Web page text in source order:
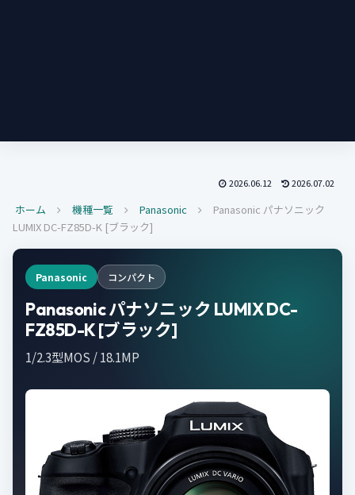
2026.06.12 2026.07.02
ホーム 機種一覧 Panasonic
Panasonic パナソニック
LUMIX DC-FZ85D-K [ブラック]
Panasonic コンパクト
Panasonic パナソニック LUMIX DC-
FZ85D-K [ブラック]
1/2.3型MOS / 18.1MP